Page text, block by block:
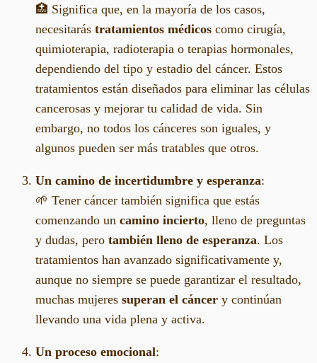
🏥 Significa que, en la mayoría de los casos,
necesitarás tratamientos médicos como cirugía,
quimioterapia, radioterapia o terapias hormonales,
dependiendo del tipo y estadio del cáncer. Estos
tratamientos están diseñados para eliminar las células
cancerosas y mejorar tu calidad de vida. Sin
embargo, no todos los cánceres son iguales, y
algunos pueden ser más tratables que otros.
Un camino de incertidumbre y esperanza:
🌱 Tener cáncer también significa que estás
comenzando un camino incierto, lleno de preguntas
y dudas, pero también lleno de esperanza. Los
tratamientos han avanzado significativamente y,
aunque no siempre se puede garantizar el resultado,
muchas mujeres superan el cáncer y continúan
llevando una vida plena y activa.
Un proceso emocional: